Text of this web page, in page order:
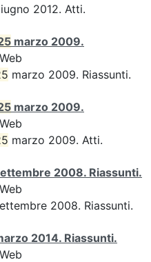
2012. Atti.
marzo 2009.
marzo 2009. Riassunti.
marzo 2009.
marzo 2009. Atti.
2008. Riassunti.
2008. Riassunti.
2014. Riassunti.